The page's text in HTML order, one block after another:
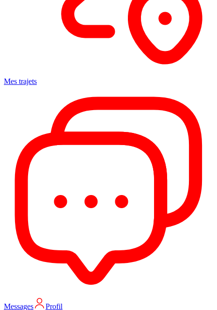
Mes trajets
Messages Profil